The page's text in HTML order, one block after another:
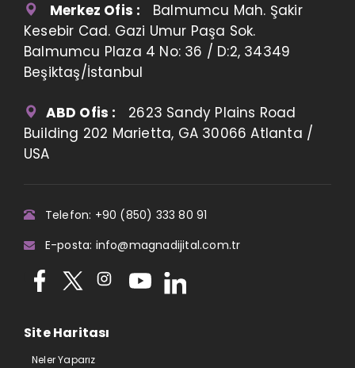
Merkez Ofis : Balmumcu Mah. Şakir
Kesebir Cad. Gazi Umur Paşa Sok.
Balmumcu Plaza 4 No: 36 / D:2, 34349
Beşiktaş/İstanbul
ABD Ofis : 2623 Sandy Plains Road
Building 202 Marietta, GA 30066 Atlanta /
USA
Telefon: +90 (850) 333 80 91
E-posta: info@magnadijital.com.tr
Site Haritası
Neler Yaparız